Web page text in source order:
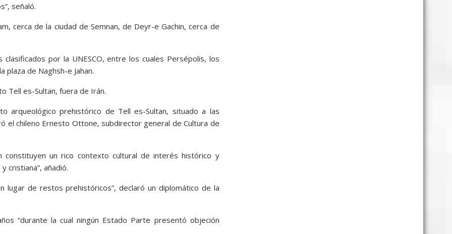
señaló.
cerca de la ciudad de Semnan, de Deyr-e Gachin, cerca de
por la UNESCO, entre los cuales Persépolis, los
plaza de Naghsh-e Jahan.
Tell es-Sultan, fuera de Irán.
arqueológico prehistórico de Tell es-Sultan, situado a las
el chileno Ernesto Ottone, subdirector general de Cultura de
constituyen un rico contexto cultural de interés histórico y
cristiana”, añadió.
lugar de restos prehistóricos”, declaró un diplomático de la
“durante la cual ningún Estado Parte presentó objeción